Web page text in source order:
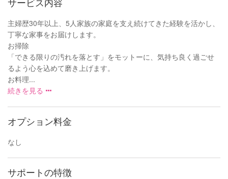
主婦歴30年以上、5人家族の家庭を支え続けてきた経験を活かし、
丁寧な家事をお届けします。
お掃除
「できる限りの汚れを落とす」をモットーに、気持ち良く過ごせ
るよう心を込めて磨き上げます。
お料理...
続きを見る
オプション料金
なし
サポートの特徴